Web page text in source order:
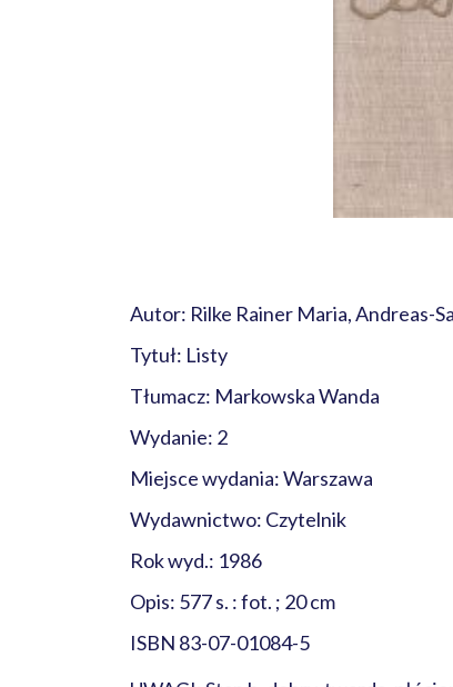
Autor: Rilke Rainer Maria, Andreas-
Tytuł: Listy
Tłumacz: Markowska Wanda
Wydanie: 2
Miejsce wydania: Warszawa
Wydawnictwo: Czytelnik
Rok wyd.: 1986
Opis: 577 s. : fot. ; 20 cm
ISBN 83-07-01084-5